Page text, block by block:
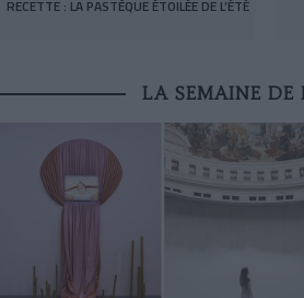
RECETTE : LA PASTÈQUE ÉTOILÉE DE L’ÉTÉ
LA SEMAINE DE